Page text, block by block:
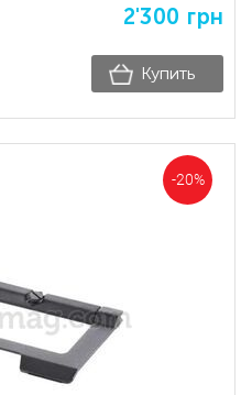
2'300 грн
Купить
-20%